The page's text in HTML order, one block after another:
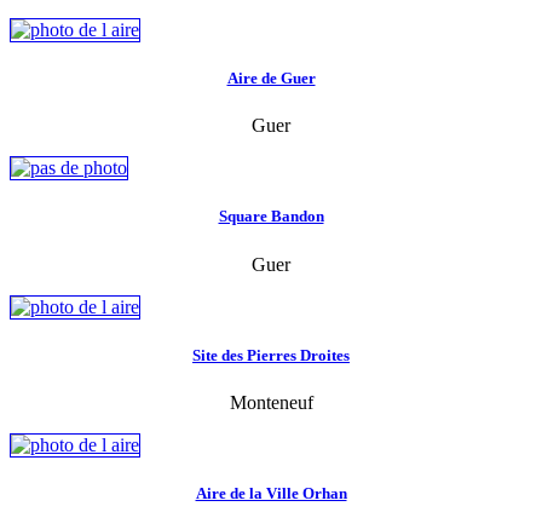
Aire de Guer
Guer
Square Bandon
Guer
Site des Pierres Droites
Monteneuf
Aire de la Ville Orhan